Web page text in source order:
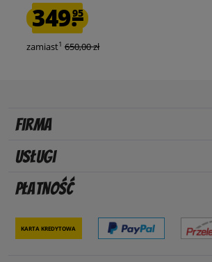
349.95
zamiast1 650,00 zł
Firma
Usługi
Płatność
Karta kredytowa